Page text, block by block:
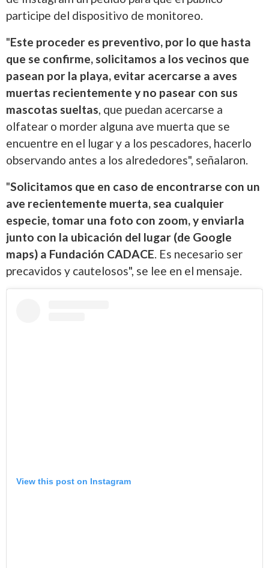
participe del dispositivo de monitoreo.
"Este proceder es preventivo, por lo que hasta
que se confirme, solicitamos a los vecinos que
pasean por la playa, evitar acercarse a aves
muertas recientemente y no pasear con sus
mascotas sueltas, que puedan acercarse a
olfatear o morder alguna ave muerta que se
encuentre en el lugar y a los pescadores, hacerlo
observando antes a los alrededores", señalaron.
"Solicitamos que en caso de encontrarse con un
ave recientemente muerta, sea cualquier
especie, tomar una foto con zoom, y enviarla
junto con la ubicación del lugar (de Google
maps) a Fundación CADACE. Es necesario ser
precavidos y cautelosos", se lee en el mensaje.
View this post on Instagram